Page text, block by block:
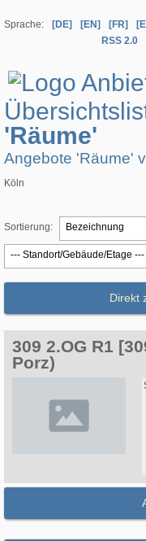
Sprache: [DE] [EN] [FR]
RSS 2.0
'Räume'
Angebote 'Räume'
Köln
Sortierung:
Direkt
309 2.OG R1
Porz)